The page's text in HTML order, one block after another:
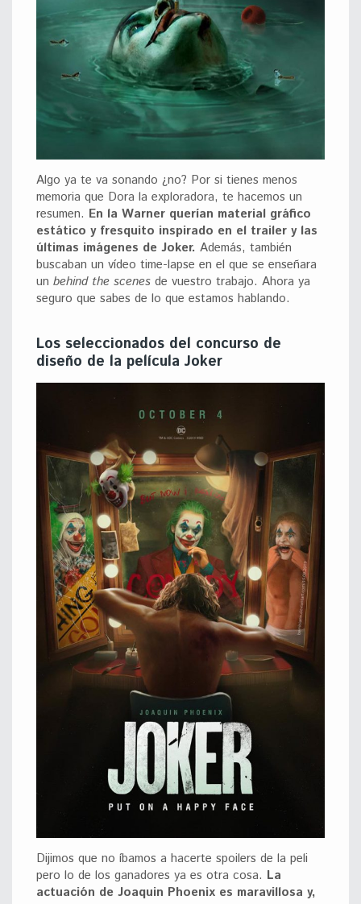
Algo ya te va sonando ¿no? Por si tienes menos
memoria que Dora la exploradora, te hacemos un
resumen. En la Warner querían material gráfico
estático y fresquito inspirado en el trailer y las
últimas imágenes de Joker. Además, también
buscaban un vídeo time-lapse en el que se enseñara
un behind the scenes de vuestro trabajo. Ahora ya
seguro que sabes de lo que estamos hablando.
Los seleccionados del concurso de
diseño de la película Joker
Dijimos que no íbamos a hacerte spoilers de la peli
pero lo de los ganadores ya es otra cosa. La
actuación de Joaquin Phoenix es maravillosa y,